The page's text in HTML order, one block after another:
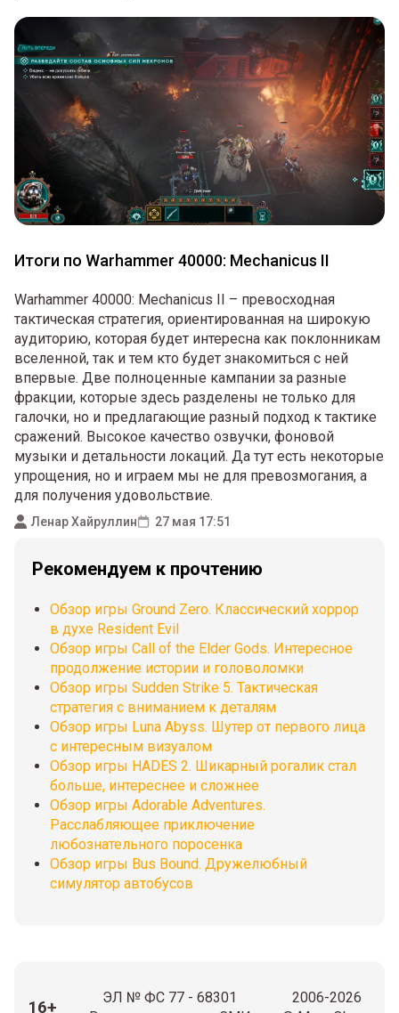
Итоги по Warhammer 40000: Mechanicus II
Warhammer 40000: Mechanicus II – превосходная
тактическая стратегия, ориентированная на широкую
аудиторию, которая будет интересна как поклонникам
вселенной, так и тем кто будет знакомиться с ней
впервые. Две полноценные кампании за разные
фракции, которые здесь разделены не только для
галочки, но и предлагающие разный подход к тактике
сражений. Высокое качество озвучки, фоновой
музыки и детальности локаций. Да тут есть некоторые
упрощения, но и играем мы не для превозмогания, а
для получения удовольствие.
Ленар Хайруллин 27 мая 17:51
Рекомендуем к прочтению
Обзор игры Ground Zero. Классический хоррор
в духе Resident Evil
Обзор игры Call of the Elder Gods. Интересное
продолжение истории и головоломки
Обзор игры Sudden Strike 5. Тактическая
стратегия с вниманием к деталям
Обзор игры Luna Abyss. Шутер от первого лица
с интересным визуалом
Обзор игры HADES 2. Шикарный рогалик стал
больше, интереснее и сложнее
Обзор игры Adorable Adventures.
Расслабляющее приключение
любознательного поросенка
Обзор игры Bus Bound. Дружелюбный
симулятор автобусов
16+
ЭЛ № ФС 77 - 68301
2006-2026